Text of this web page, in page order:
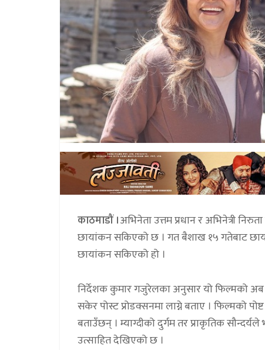
काठमाडौं ।अभिनेता उत्तम प्रधान र अभिनेत्री
छायांकन सकिएको छ । गत बैशाख १५ गतेबाट
छायांकन सकिएको हो ।
निर्देशक कुमार गजुरेलका अनुसार यो फिल्मको अब
सकेर पोस्ट प्रोडक्सनमा लाग्ने बताए । फिल्मको
बताउँछन् । म्याग्दीको दुर्गम तर प्राकृतिक
उत्साहित देखिएको छ ।